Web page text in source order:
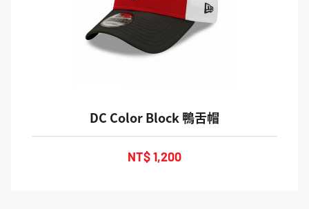
DC Color Block 鴨舌帽
NT$ 1,200